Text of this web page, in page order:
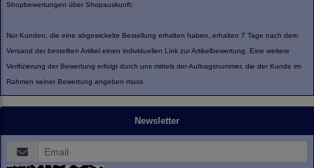
Shopbewertungen über Shopauskunft:
Nur Kunden, die eine abgewickelte Bestellung erhalten haben, erhalten 7 Tage nach dem
Versand der bestellten Artikel einen individuellen Link zur Artikelbewertung. Eine weitere
Verifizierung der Bewertung erfolgt durch uns mittels der Auftragsnummer, die der Kunde im
Rahmen seiner Bewertung angeben muss.
Newsletter